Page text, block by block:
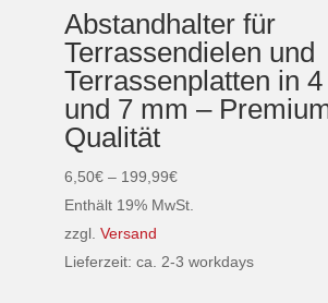
auf
der
Produktseite
gewählt
werden
Abstandhalter für
Terrassendielen und
Terrassenplatten in
und 7 mm –
Qualität
6,50€ – 199,99€Preisspanne:
6,50€
199,99€
Enthält 19% MwSt.
zzgl. Versand
Lieferzeit: ca. 2-3 workdays